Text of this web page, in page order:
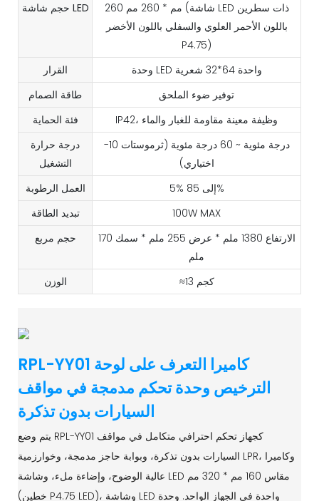
حجم شاشة LED
260 مم * 260 مم (شاشة LED ذات سطرين
باللون الأحمر العلوي والسفلي باللون الأخضر
P4.75)
القرار
وحدة LED واحدة 64*32 شعرية
طاقة الصمام
توفير ضوء الملحق
فئة الحماية
IP42، وظيفة معينة مقاومة للغبار والماء
درجة حرارة
التشغيل
-10 درجة مئوية ~ 60 درجة مئوية (ثرموستات
اختياري)
العمل الرطوبة
5% إلى 85%
تبديد الطاقة
100W MAX
حجم مربع
الارتفاع 1380 ملم * عرض 255 ملم * سمك 170
ملم
الوزن
≈13 كجم
RPL-YY01 كاميرا التعرف على لوحة
الترخيص وحدة تحكم مدمجة في مواقف
السيارات بدون تذكرة
يتم وضع RPL-YY01 كجهاز تحكم احترافي متكامل في مواقف
السيارات بدون تذكرة، وبوابة حاجز مدمجة، وخوارزمية LPR، وكاميرا
عالية الوضوح، وإضاءة ملء، وشاشة LED مقاس 160 مم * 320 مم
(خطين P4.75 LED)، وشاشة LED واحدة في الجهاز الواحد. وحدة